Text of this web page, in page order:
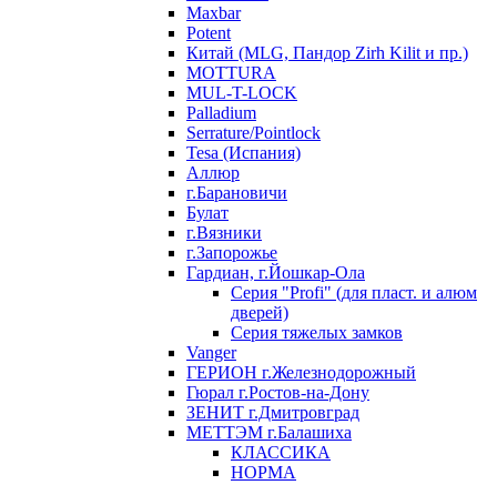
Maxbar
Potent
Китай (MLG, Пандор Zirh Kilit и пр.)
MOTTURA
MUL-T-LOCK
Palladium
Serrature/Pointlock
Tesa (Испания)
Аллюр
г.Барановичи
Булат
г.Вязники
г.Запорожье
Гардиан, г.Йошкар-Ола
Серия "Profi" (для пласт. и алюм
дверей)
Серия тяжелых замков
Vanger
ГЕРИОН г.Железнодорожный
Гюрал г.Ростов-на-Дону
ЗЕНИТ г.Дмитровград
МЕТТЭМ г.Балашиха
КЛАССИКА
НОРМА